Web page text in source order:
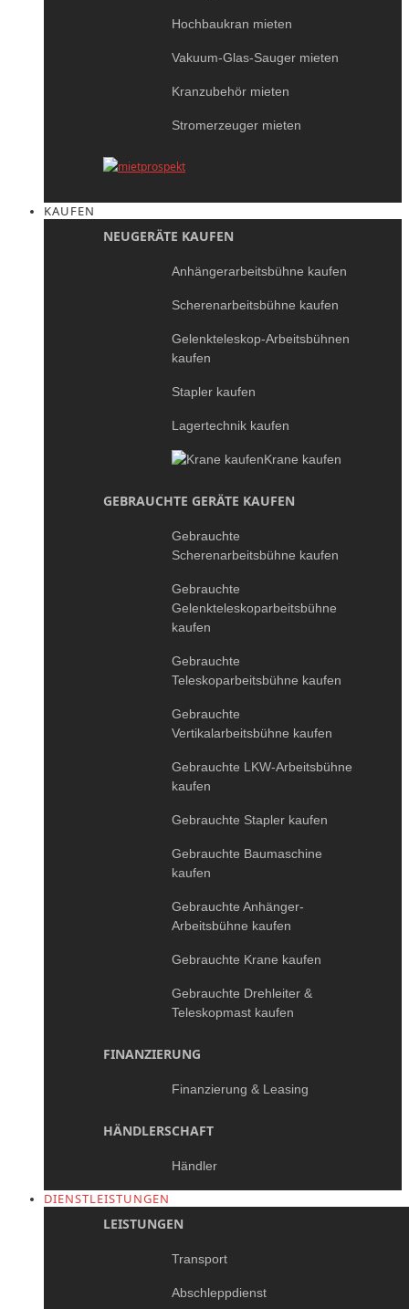
Hochbaukran mieten
Vakuum-Glas-Sauger mieten
Kranzubehör mieten
Stromerzeuger mieten
KAUFEN
NEUGERÄTE KAUFEN
Anhängerarbeitsbühne kaufen
Scherenarbeitsbühne kaufen
Gelenkteleskop-Arbeitsbühnen
kaufen
Stapler kaufen
Lagertechnik kaufen
Krane kaufen
GEBRAUCHTE GERÄTE KAUFEN
Gebrauchte
Scherenarbeitsbühne kaufen
Gebrauchte
Gelenkteleskoparbeitsbühne
kaufen
Gebrauchte
Teleskoparbeitsbühne kaufen
Gebrauchte
Vertikalarbeitsbühne kaufen
Gebrauchte LKW-Arbeitsbühne
kaufen
Gebrauchte Stapler kaufen
Gebrauchte Baumaschine
kaufen
Gebrauchte Anhänger-
Arbeitsbühne kaufen
Gebrauchte Krane kaufen
Gebrauchte Drehleiter &
Teleskopmast kaufen
FINANZIERUNG
Finanzierung & Leasing
HÄNDLERSCHAFT
Händler
DIENSTLEISTUNGEN
LEISTUNGEN
Transport
Abschleppdienst